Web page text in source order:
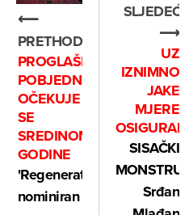
⟵
PRETHODNO
PROGLAŠENJE
POBJEDNIKA
OČEKUJE
SE
SREDINOM
GODINE
'Regenerator'
nominiran
SLJEDEĆE
⟶
UZ
IZNIMNO
JAKE
MJERE
OSIGURANJA
SISAČKI
MONSTRUM:
Srđan